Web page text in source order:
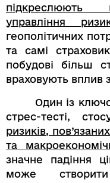
підкреслюють
управління
геополітичних
та самі
побудові більш
враховують вплив
Один із
стрес-тесті,
ризиків,
та
значне падіння
може